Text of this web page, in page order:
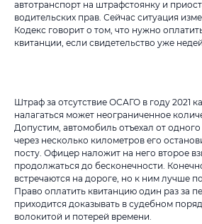
автотранспорт на штрафстоянку и
водительских прав. Сейчас ситуация
Кодекс говорит о том, что нужно
квитанции, если свидетельство уже
Штраф за отсутствие ОСАГО в году 2021
налагаться может неограниченное
Допустим, автомобиль отъехал от
через несколько километров его
посту. Офицер наложит на него второе
продолжаться до бесконечности.
встречаются на дороге, но к ним лучше
Право оплатить квитанцию один раз за
приходится доказывать в судебном
волокитой и потерей времени.